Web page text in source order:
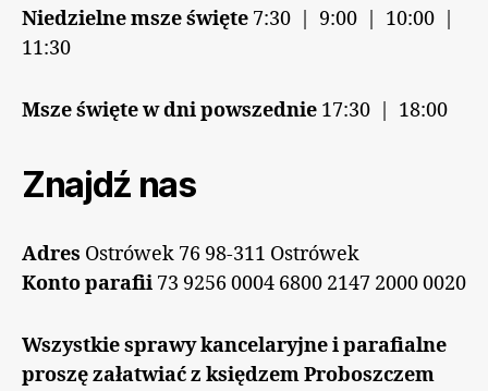
Niedzielne msze święte 7:30 | 9:00 | 10:00 |
11:30
Msze święte w dni powszednie 17:30 | 18:00
Znajdź nas
Adres Ostrówek 76 98-311 Ostrówek
Konto parafii 73 9256 0004 6800 2147 2000 0020
Wszystkie sprawy kancelaryjne i parafialne
proszę załatwiać z księdzem Proboszczem